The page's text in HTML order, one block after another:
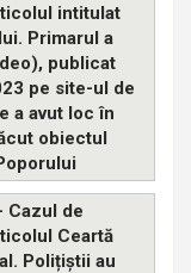
intitulat
Primarul a
publicat
pe site-ul de
a avut loc în
obiectul
Cazul de
Ceartă
Polițiștii au